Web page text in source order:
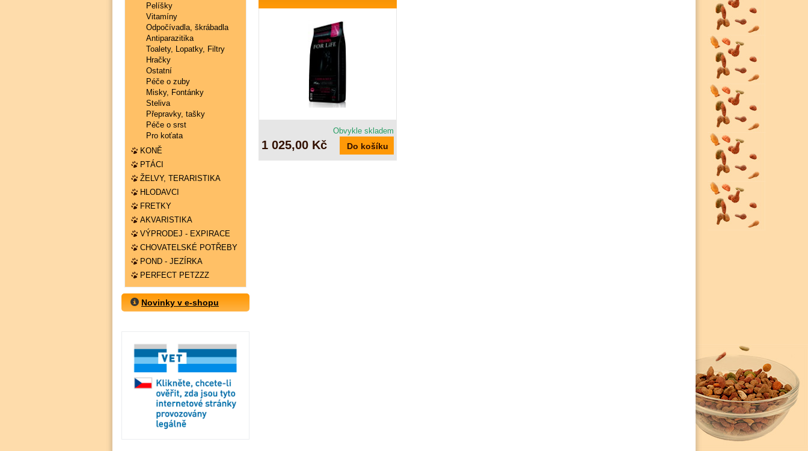
Pelíšky
Vitamíny
Odpočívadla, škrábadla
Antiparazitika
Toalety, Lopatky, Filtry
Hračky
Ostatní
Péče o zuby
Misky, Fontánky
Steliva
Přepravky, tašky
Péče o srst
Pro koťata
KONĚ
PTÁCI
ŽELVY, TERARISTIKA
HLODAVCI
FRETKY
AKVARISTIKA
VÝPRODEJ - EXPIRACE
CHOVATELSKÉ POTŘEBY
POND - JEZÍRKA
PERFECT PETZZZ
Novinky v e-shopu
Obvykle skladem
1 025,00 Kč